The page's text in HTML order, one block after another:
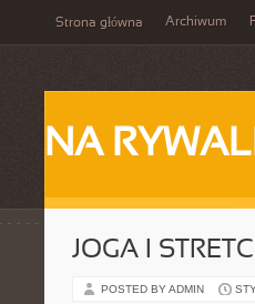
Strona główna Archiwum
NA
JOGA I
POSTED BY ADMIN